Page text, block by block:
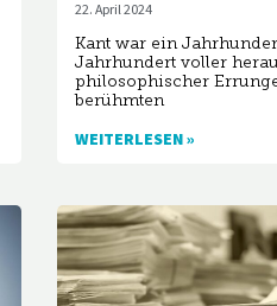
22. April 2024
Kant war ein
Jahrhundert voller
philosophischer
berühmten
WEITERLESEN »